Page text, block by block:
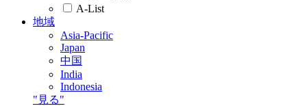
A-List
地域
Asia-Pacific
Japan
中国
India
Indonesia
"見る"